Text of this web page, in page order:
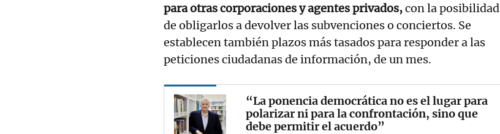
para otras corporaciones y agentes privados,con la posibilidad
de obligarlos a devolver las subvenciones o conciertos. Se
establecen también plazos más tasados para responder a las
peticiones ciudadanas de información, de un mes.
“La ponencia democrática no es el lugar para
polarizar ni para la confrontación, sino que
debe permitir el acuerdo”